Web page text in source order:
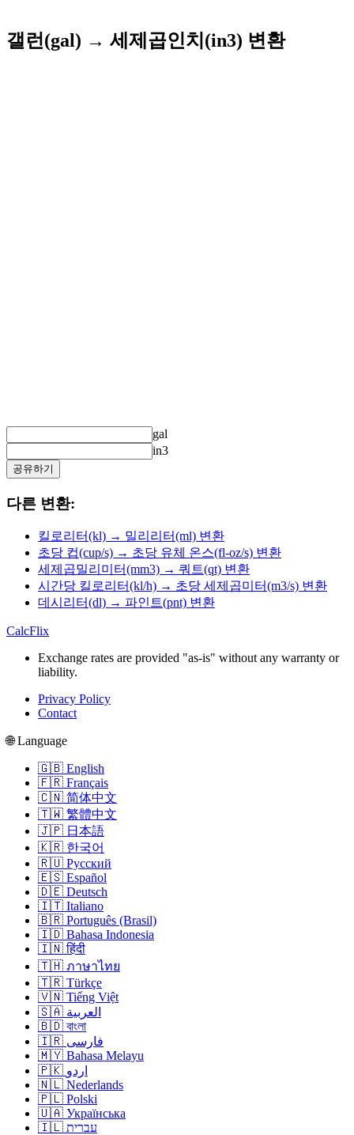
갤런(gal) → 세제곱인치(in3) 변환
gal
in3
공유하기
다른 변환:
킬로리터(kl) → 밀리리터(ml) 변환
초당 컵(cup/s) → 초당 유체 온스(fl-oz/s) 변환
세제곱밀리미터(mm3) → 쿼트(qt) 변환
시간당 킬로리터(kl/h) → 초당 세제곱미터(m3/s) 변환
데시리터(dl) → 파인트(pnt) 변환
CalcFlix
Exchange rates are provided "as-is" without any warranty or
liability.
Privacy Policy
Contact
🌐 Language
🇬🇧 English
🇫🇷 Français
🇨🇳 简体中文
🇹🇼 繁體中文
🇯🇵 日本語
🇰🇷 한국어
🇷🇺 Русский
🇪🇸 Español
🇩🇪 Deutsch
🇮🇹 Italiano
🇧🇷 Português (Brasil)
🇮🇩 Bahasa Indonesia
🇮🇳 हिंदी
🇹🇭 ภาษาไทย
🇹🇷 Türkçe
🇻🇳 Tiếng Việt
🇸🇦 العربية
🇧🇩 বাংলা
🇮🇷 فارسی
🇲🇾 Bahasa Melayu
🇵🇰 اردو
🇳🇱 Nederlands
🇵🇱 Polski
🇺🇦 Українська
🇮🇱 עברית